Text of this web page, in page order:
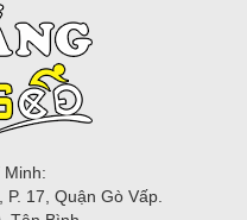
Minh:
17, Quận Gò Vấp.